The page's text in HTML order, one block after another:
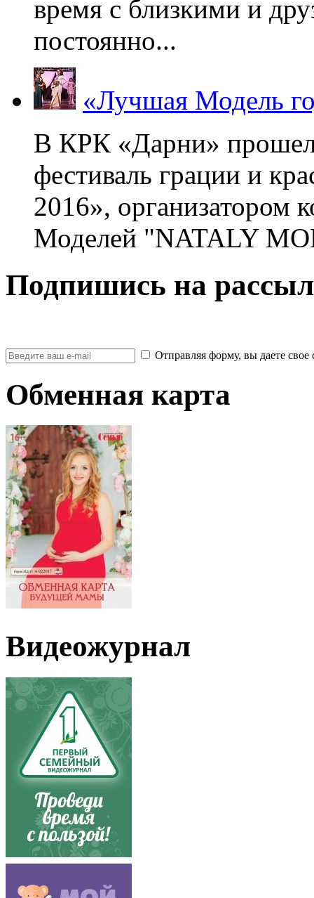
время с близкими и
постоянно...
«Лучшая Модель
В КРК «Дарни»
фестиваль грации и
2016», организатором
Моделей "NATALY
Подпишись на
Отправляя форму, вы даете
Обменная карта
Видеожурнал